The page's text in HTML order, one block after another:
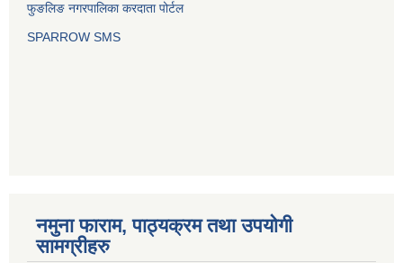
फुङलिङ नगरपालिका करदाता पोर्टल
SPARROW SMS
नमुना फाराम, पाठ्यक्रम तथा उपयोगी
सामग्रीहरु